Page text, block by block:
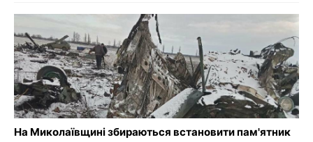
На Миколаївщині збираються встановити пам'ятник